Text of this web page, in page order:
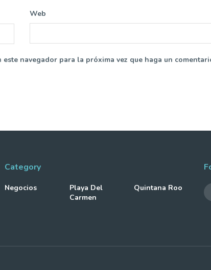
Web
navegador para la próxima vez que haga un
Category
Negocios
Playa Del
Carmen
Quintana Roo